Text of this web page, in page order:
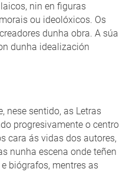
nin en figuras
ou ideolóxicos. Os
dunha obra. A súa
dunha idealización
nese sentido, as Letras
progresivamente o centro
cara ás vidas dos autores,
nunha escena onde teñen
biógrafos, mentres as